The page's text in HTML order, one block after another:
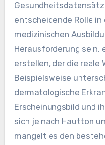
entscheidende Rolle in
medizinischen
Herausforderung sein,
erstellen, der die reale
Beispielsweise
dermatologische
Erscheinungsbild und
sich je nach Hautton
mangelt es den